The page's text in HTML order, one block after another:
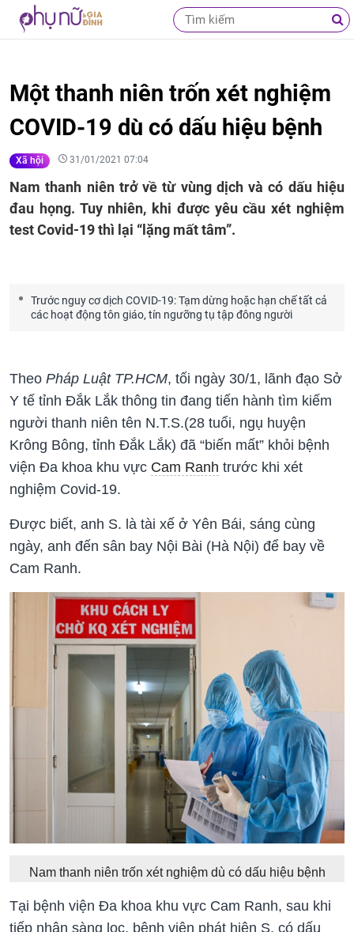
Một thanh niên trốn xét nghiệm
COVID-19 dù có dấu hiệu bệnh
Xã hội 31/01/2021 07:04
Nam thanh niên trở về từ vùng dịch và có dấu hiệu
đau họng. Tuy nhiên, khi được yêu cầu xét nghiệm
test Covid-19 thì lại “lặng mất tâm”.
Trước nguy cơ dịch COVID-19: Tạm dừng hoặc hạn chế tất cả
các hoạt động tôn giáo, tín ngưỡng tụ tập đông người
Theo Pháp Luật TP.HCM, tối ngày 30/1, lãnh đạo Sở
Y tế tỉnh Đắk Lắk thông tin đang tiến hành tìm kiếm
người thanh niên tên N.T.S.(28 tuổi, ngụ huyện
Krông Bông, tỉnh Đắk Lắk) đã “biến mất” khỏi bệnh
viện Đa khoa khu vực Cam Ranh trước khi xét
nghiệm Covid-19.
Được biết, anh S. là tài xế ở Yên Bái, sáng cùng
ngày, anh đến sân bay Nội Bài (Hà Nội) để bay về
Cam Ranh.
Nam thanh niên trốn xét nghiệm dù có dấu hiệu bệnh
Tại bệnh viện Đa khoa khu vực Cam Ranh, sau khi
tiếp nhận sàng lọc, bệnh viện phát hiện S. có dấu